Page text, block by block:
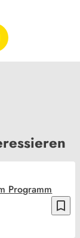
bookmark_border
Programm